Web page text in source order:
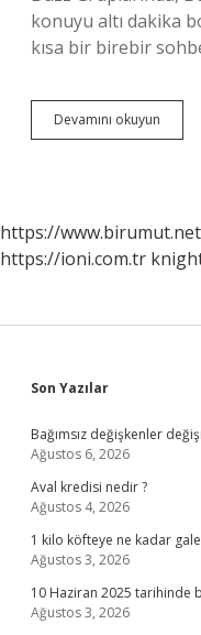
konuyu altı dakika
kısa bir birebir
Devamını okuyun
22
https://www.birumut.net
https://ioni.com.tr
Sidebar
Son Yazılar
Bağımsız değişkenler
Ağustos 6, 2026
Aval kredisi nedir ?
Ağustos 4, 2026
1 kilo köfteye ne kadar
Ağustos 3, 2026
10 Haziran 2025 tarihinde
Ağustos 3, 2026